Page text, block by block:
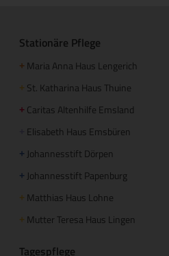
Stationäre Pflege
+ Maria Anna Haus Lengerich
+ St. Katharina Haus Thuine
+ Caritas Altenhilfe Emsland
Elisabeth Haus Emsbüren
+ Johannesstift Dörpen
+ Johannesstift Papenburg
+ Matthias Haus Lohne
+ Mutter Teresa Haus Lingen
Tagespflege